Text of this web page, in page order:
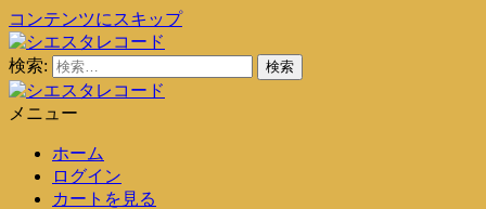
コンテンツにスキップ
シエスタレコード
中古レコード通販
検索:
メニュー
ホーム
ログイン
カートを見る